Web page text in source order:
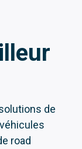
de
road